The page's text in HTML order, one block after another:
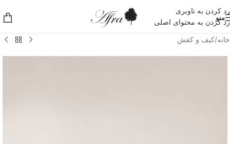
رد کردن به ناوبری
رد کردن به محتوای اصلی
منو
خانه/کیف و کفش